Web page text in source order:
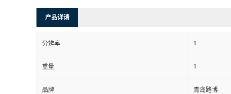
产品详请
分辨率 1
重量 1
品牌 青岛路博